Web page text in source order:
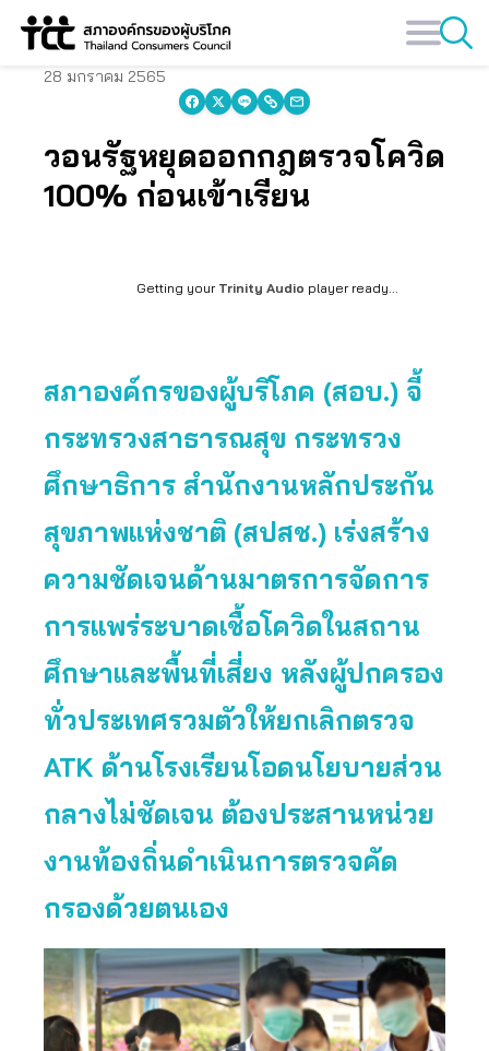
Skip
28 มกราคม 2565
วอนรัฐหยุดออกกฎตรวจโควิด
100% ก่อนเข้าเรียน
Getting your Trinity Audio player ready...
สภาองค์กรของผู้บริโภค (สอบ.) จี้
กระทรวงสาธารณสุข กระทรวง
ศึกษาธิการ สำนักงานหลักประกัน
สุขภาพแห่งชาติ (สปสช.) เร่งสร้าง
ความชัดเจนด้านมาตรการจัดการ
การแพร่ระบาดเชื้อโควิดในสถาน
ศึกษาและพื้นที่เสี่ยง หลังผู้ปกครอง
ทั่วประเทศรวมตัวให้ยกเลิกตรวจ
ATK ด้านโรงเรียนโอดนโยบายส่วน
กลางไม่ชัดเจน ต้องประสานหน่วย
งานท้องถิ่นดำเนินการตรวจคัด
กรองด้วยตนเอง